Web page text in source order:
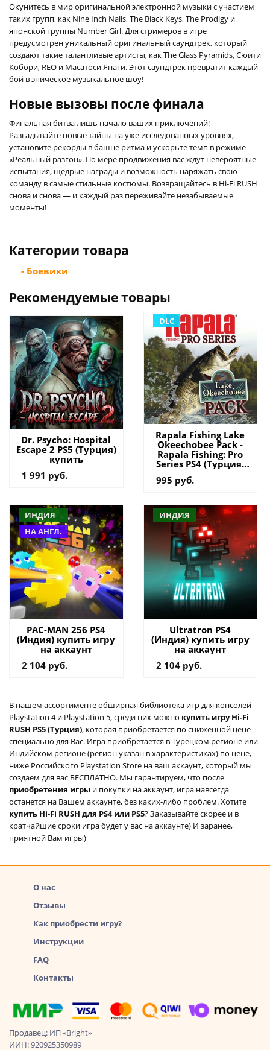
Окунитесь в мир оригинальной электронной музыки с участием
таких групп, как Nine Inch Nails, The Black Keys, The Prodigy и
японской группы Number Girl. Для стримеров в игре
предусмотрен уникальный оригинальный саундтрек, который
создают такие талантливые артисты, как The Glass Pyramids, Сюити
Кобори, REO и Масатоси Янаги. Этот саундтрек превратит каждый
бой в эпическое музыкальное шоу!
Новые вызовы после финала
Финальная битва лишь начало ваших приключений!
Разгадывайте новые тайны на уже исследованных уровнях,
установите рекорды в башне ритма и ускорьте темп в режиме
«Реальный разгон». По мере продвижения вас ждут невероятные
испытания, щедрые награды и возможность наряжать свою
команду в самые стильные костюмы. Возвращайтесь в Hi-Fi RUSH
снова и снова — и каждый раз переживайте незабываемые
моменты!
Категории товара
- Боевики
Рекомендуемые товары
Dr. Psycho: Hospital
Escape 2 PS5 (Турция)
купить
1 991 руб.
DLC
Rapala Fishing Lake
Okeechobee Pack -
Rapala Fishing: Pro
Series PS4 (Турция)
купить дополнение
на аккаунт
995 руб.
ИНДИЯ
НА АНГЛ.
PAC-MAN 256 PS4
(Индия) купить игру
на аккаунт
2 104 руб.
ИНДИЯ
Ultratron PS4
(Индия) купить игру
на аккаунт
2 104 руб.
В нашем ассортименте обширная библиотека игр для консолей
Playstation 4 и Playstation 5, среди них можно купить игру Hi-Fi
RUSH PS5 (Турция), которая приобретается по сниженной цене
специально для Вас. Игра приобретается в Турецком регионе или
Индийском регионе (регион указан в характеристиках) по цене,
ниже Российского Playstation Store на ваш аккаунт, который мы
создаем для вас БЕСПЛАТНО. Мы гарантируем, что после
приобретения игры и покупки на аккаунт, игра навсегда
останется на Вашем аккаунте, без каких-либо проблем. Хотите
купить Hi-Fi RUSH для PS4 или PS5? Заказывайте скорее и в
кратчайшие сроки игра будет у вас на аккаунте) И заранее,
приятной Вам игры)
О нас
Отзывы
Как приобрести игру?
Инструкции
FAQ
Контакты
Продавец: ИП «Bright»
ИИН: 920925350989